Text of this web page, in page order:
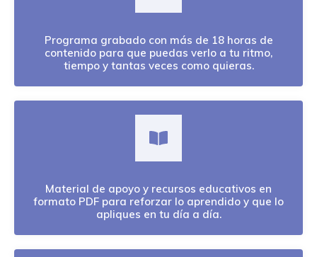
Programa grabado con más de 18 horas de
contenido para que puedas verlo a tu ritmo,
tiempo y tantas veces como quieras.
Material de apoyo y recursos educativos en
formato PDF para reforzar lo aprendido y que lo
apliques en tu día a día.